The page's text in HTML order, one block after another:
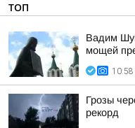
ТОП
Вадим
мощей
10:58
Грозы
рекорд